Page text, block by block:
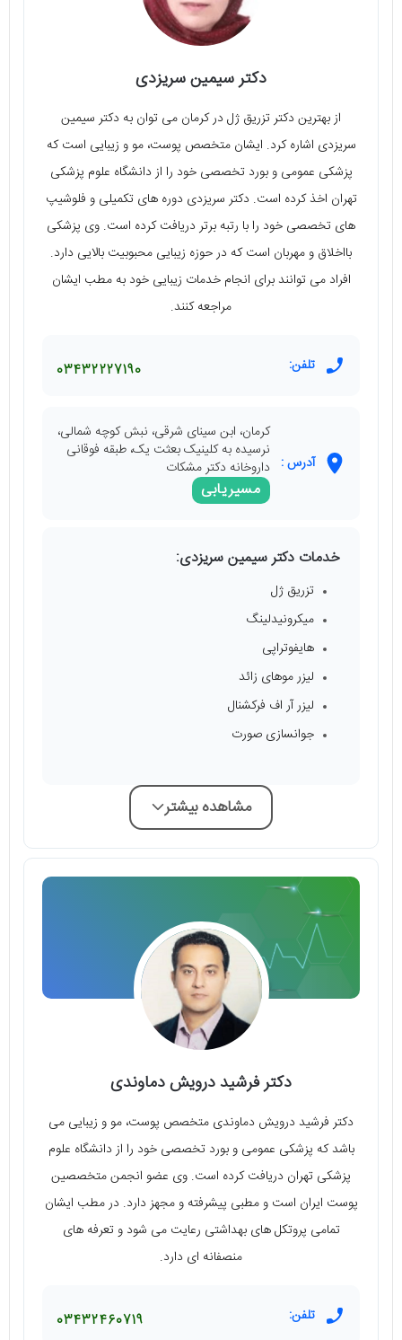
دکتر سیمین سریزدی
از بهترین دکتر تزریق ژل در کرمان می توان به دکتر سیمین
سریزدی اشاره کرد. ایشان متخصص پوست، مو و زیبایی است که
پزشکی عمومی و بورد تخصصی خود را از دانشگاه علوم پزشکی
تهران اخذ کرده است. دکتر سریزدی دوره های تکمیلی و فلوشیپ
های تخصصی خود را با رتبه برتر دریافت کرده است. وی پزشکی
بااخلاق و مهربان است که در حوزه زیبایی محبوبیت بالایی دارد.
افراد می توانند برای انجام خدمات زیبایی خود به مطب ایشان
مراجعه کنند.
تلفن: 03432227190
آدرس :
کرمان، ابن سینای شرقی، نبش کوچه شمالی،
نرسیده به کلینیک بعثت یک، طبقه فوقانی
داروخانه دکتر مشکات
مسیریابی
خدمات دکتر سیمین سریزدی:
تزریق ژل
میکرونیدلینگ
هایفوتراپی
لیزر موهای زائد
لیزر آر اف فرکشنال
جوانسازی صورت
مشاهده بیشتر
دکتر فرشید درویش دماوندی
دکتر فرشید درویش دماوندی متخصص پوست، مو و زیبایی می
باشد که پزشکی عمومی و بورد تخصصی خود را از دانشگاه علوم
پزشکی تهران دریافت کرده است. وی عضو انجمن متخصصین
پوست ایران است و مطبی پیشرفته و مجهز دارد. در مطب ایشان
تمامی پروتکل های بهداشتی رعایت می شود و تعرفه های
منصفانه ای دارد.
تلفن: 03432460719